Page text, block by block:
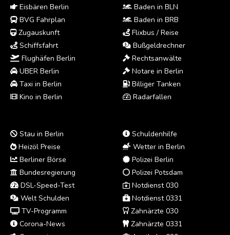
Eisbären Berlin
BVG Fahrplan
Zugauskunft
Schiffsfahrt
Flughäfen Berlin
UBER Berlin
Taxi in Berlin
Kino in Berlin
Baden in BLN
Baden in BRB
Flixbus / Reise
Bußgeldrechner
Rechtsanwälte
Notare in Berlin
Billiger Tanken
Radarfallen
Stau in Berlin
Heizöl Preise
Berliner Börse
Bundesregierung
DSL-Speed-Test
Welt Schulden
TV-Programm
Corona-News
Schuldenhilfe
Wetter in Berlin
Polizei Berlin
Polizei Potsdam
Notdienst 030
Notdienst 0331
Zahnärzte 030
Zahnärzte 0331